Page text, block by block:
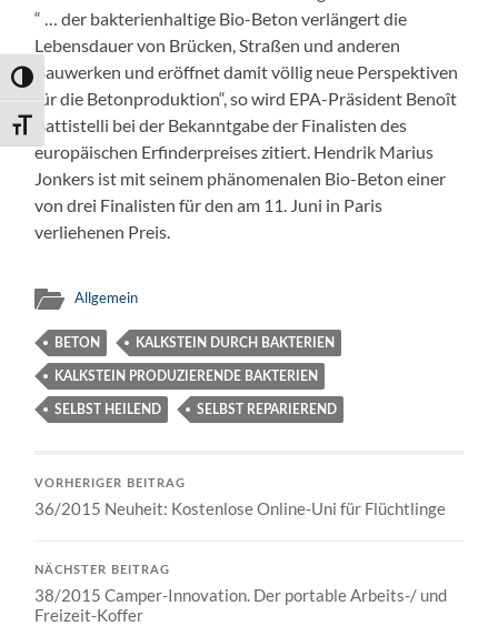
Umschalten auf hohe Kontraste
Schrift vergrößern
“ … der bakterienhaltige Bio-Beton verlängert die
Lebensdauer von Brücken, Straßen und anderen
Bauwerken und eröffnet damit völlig neue Perspektiven
für die Betonproduktion“, so wird EPA-Präsident Benoît
Battistelli bei der Bekanntgabe der Finalisten des
europäischen Erfinderpreises zitiert. Hendrik Marius
Jonkers ist mit seinem phänomenalen Bio-Beton einer
von drei Finalisten für den am 11. Juni in Paris
verliehenen Preis.
Allgemein
BETON KALKSTEIN DURCH BAKTERIEN
KALKSTEIN PRODUZIERENDE BAKTERIEN
SELBST HEILEND SELBST REPARIEREND
VORHERIGER BEITRAG
36/2015 Neuheit: Kostenlose Online-Uni für Flüchtlinge
NÄCHSTER BEITRAG
38/2015 Camper-Innovation. Der portable Arbeits-/ und
Freizeit-Koffer